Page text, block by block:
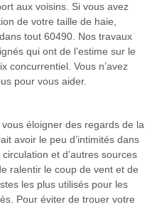
aux voisins. Si vous avez
de votre taille de haie,
tout 60490. Nos travaux
qui ont de l’estime sur le
concurrentiel. Vous n’avez
pour vous aider.
éloigner des regards de la
avoir le peu d’intimités dans
et d’autres sources
ralentir le coup de vent et de
les plus utilisés pour les
Pour éviter de trouer votre